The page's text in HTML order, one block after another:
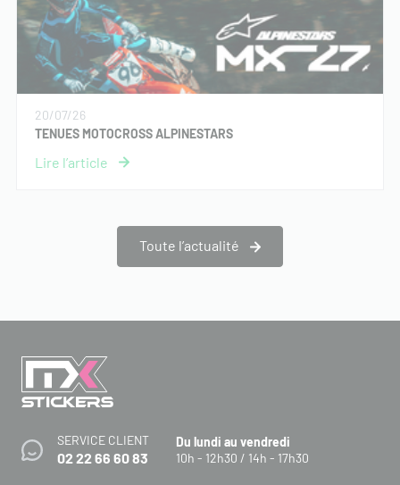
20/07/26
TENUES MOTOCROSS ALPINESTARS
Toute l’actualité
SERVICE CLIENT
02 22 66 60 83
Du lundi au vendredi
10h - 12h30 / 14h - 17h30